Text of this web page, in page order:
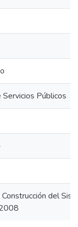
Públicos
del